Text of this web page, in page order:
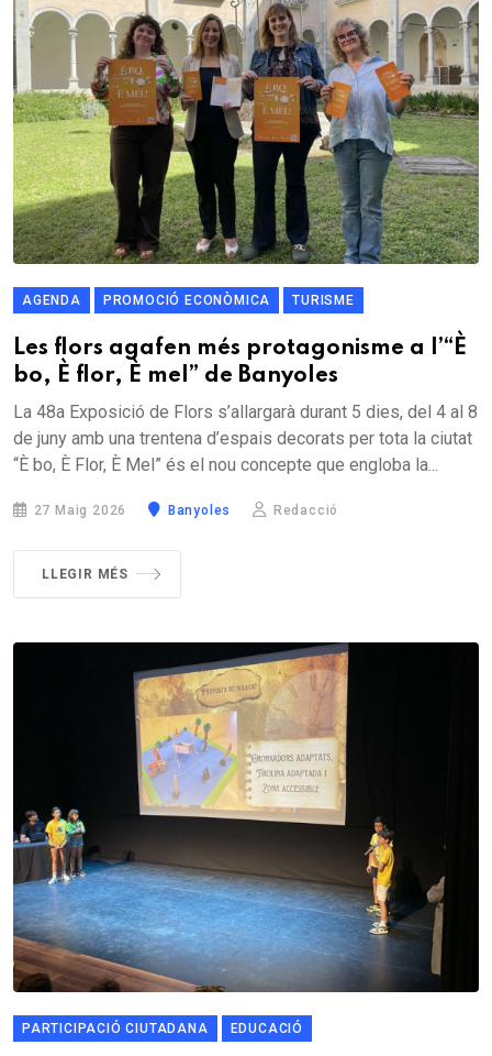
AGENDA PROMOCIÓ ECONÒMICA TURISME
Les flors agafen més protagonisme a l’“È
bo, È flor, È mel” de Banyoles
La 48a Exposició de Flors s’allargarà durant 5 dies, del 4 al 8
de juny amb una trentena d’espais decorats per tota la ciutat
“È bo, È Flor, È Mel” és el nou concepte que engloba la...
27 Maig 2026 Banyoles Redacció
LLEGIR MÉS
PARTICIPACIÓ CIUTADANA EDUCACIÓ